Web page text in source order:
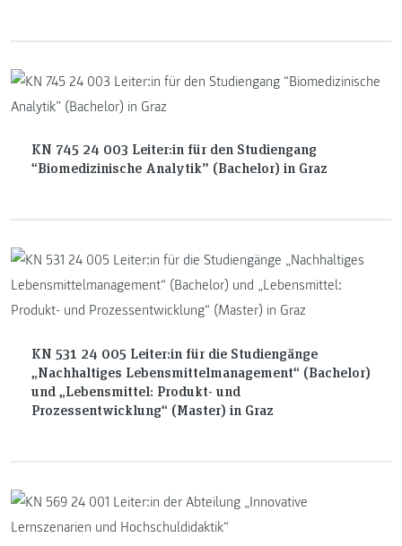
KN 745 24 003 Leiter:in für den Studiengang
“Biomedizinische Analytik” (Bachelor) in Graz
KN 531 24 005 Leiter:in für die Studiengänge
„Nachhaltiges Lebensmittelmanagement“ (Bachelor)
und „Lebensmittel: Produkt- und
Prozessentwicklung“ (Master) in Graz